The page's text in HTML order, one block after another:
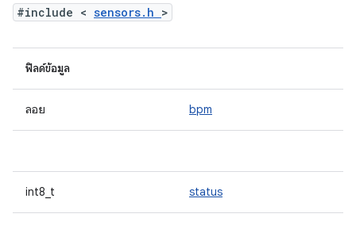
#include < sensors.h >
ฟิลด์ข้อมูล
ลอย bpm
int8_t status